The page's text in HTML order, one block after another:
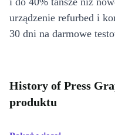
urządzenie refurbed i
30 dni na darmowe
History of Press
produktu